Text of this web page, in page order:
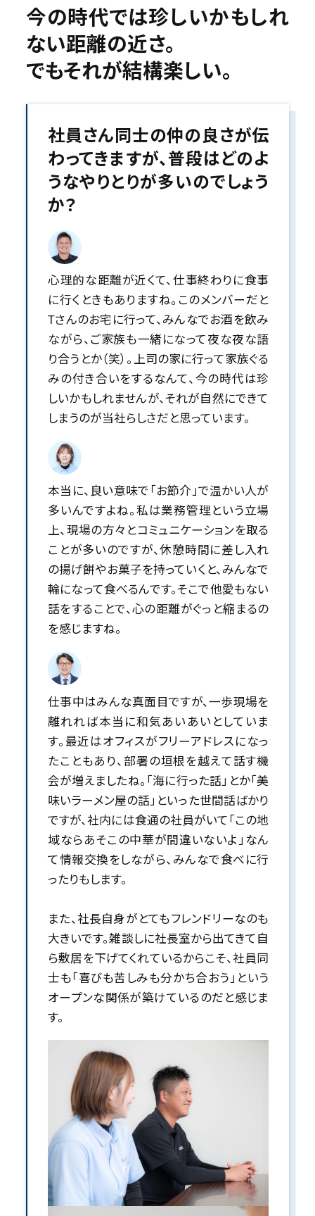
今の時代では珍しいかもしれ
ない距離の近さ。
でもそれが結構楽しい。
社員さん同士の仲の良さが伝
わってきますが、普段はどのよ
うなやりとりが多いのでしょう
か？
心理的な距離が近くて、仕事終わりに食事
に行くときもありますね。このメンバーだと
Tさんのお宅に行って、みんなでお酒を飲み
ながら、ご家族も一緒になって夜な夜な語
り合うとか（笑）。上司の家に行って家族ぐる
みの付き合いをするなんて、今の時代は珍
しいかもしれませんが、それが自然にできて
しまうのが当社らしさだと思っています。
本当に、良い意味で「お節介」で温かい人が
多いんですよね。私は業務管理という立場
上、現場の方々とコミュニケーションを取る
ことが多いのですが、休憩時間に差し入れ
の揚げ餅やお菓子を持っていくと、みんなで
輪になって食べるんです。そこで他愛もない
話をすることで、心の距離がぐっと縮まるの
を感じますね。
仕事中はみんな真面目ですが、一歩現場を
離れれば本当に和気あいあいとしていま
す。最近はオフィスがフリーアドレスになっ
たこともあり、部署の垣根を越えて話す機
会が増えましたね。「海に行った話」とか「美
味いラーメン屋の話」といった世間話ばかり
ですが、社内には食通の社員がいて「この地
域ならあそこの中華が間違いないよ」なん
て情報交換をしながら、みんなで食べに行
ったりもします。
また、社長自身がとてもフレンドリーなのも
大きいです。雑談しに社長室から出てきて自
ら敷居を下げてくれているからこそ、社員同
士も「喜びも苦しみも分かち合おう」という
オープンな関係が築けているのだと感じま
す。